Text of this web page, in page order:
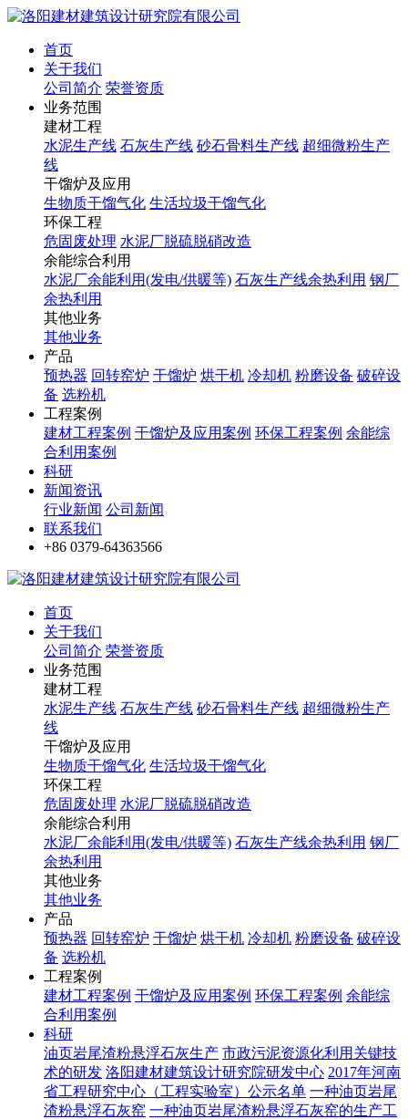
首页
关于我们
公司简介 荣誉资质
业务范围
建材工程
水泥生产线 石灰生产线 砂石骨料生产线 超细微粉生产
线
干馏炉及应用
生物质干馏气化 生活垃圾干馏气化
环保工程
危固废处理 水泥厂脱硫脱硝改造
余能综合利用
水泥厂余能利用(发电/供暖等) 石灰生产线余热利用 钢厂
余热利用
其他业务
其他业务
产品
预热器 回转窑炉 干馏炉 烘干机 冷却机 粉磨设备 破碎设
备 选粉机
工程案例
建材工程案例 干馏炉及应用案例 环保工程案例 余能综
合利用案例
科研
新闻资讯
行业新闻 公司新闻
联系我们
+86 0379-64363566
首页
关于我们
公司简介 荣誉资质
业务范围
建材工程
水泥生产线 石灰生产线 砂石骨料生产线 超细微粉生产
线
干馏炉及应用
生物质干馏气化 生活垃圾干馏气化
环保工程
危固废处理 水泥厂脱硫脱硝改造
余能综合利用
水泥厂余能利用(发电/供暖等) 石灰生产线余热利用 钢厂
余热利用
其他业务
其他业务
产品
预热器 回转窑炉 干馏炉 烘干机 冷却机 粉磨设备 破碎设
备 选粉机
工程案例
建材工程案例 干馏炉及应用案例 环保工程案例 余能综
合利用案例
科研
油页岩尾渣粉悬浮石灰生产 市政污泥资源化利用关键技
术的研发 洛阳建材建筑设计研究院研发中心 2017年河南
省工程研究中心（工程实验室）公示名单 一种油页岩尾
渣粉悬浮石灰窑 一种油页岩尾渣粉悬浮石灰窑的生产工